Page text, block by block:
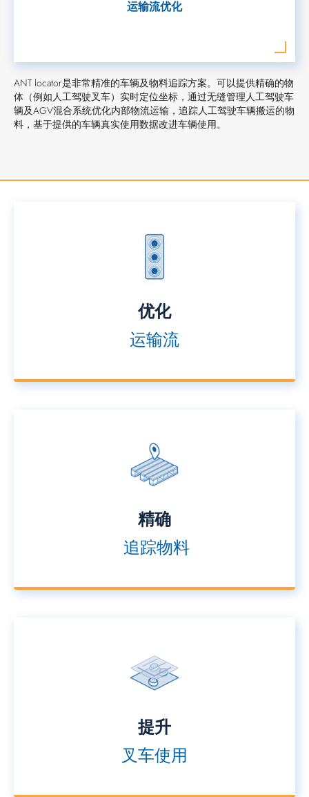
运输流优化
ANT locator是非常精准的车辆及物料追踪方案。可以提供精确的物
体（例如人工驾驶叉车）实时定位坐标，通过无缝管理人工驾驶车
辆及AGV混合系统优化内部物流运输，追踪人工驾驶车辆搬运的物
料，基于提供的车辆真实使用数据改进车辆使用。
优化
运输流
精确
追踪物料
提升
叉车使用